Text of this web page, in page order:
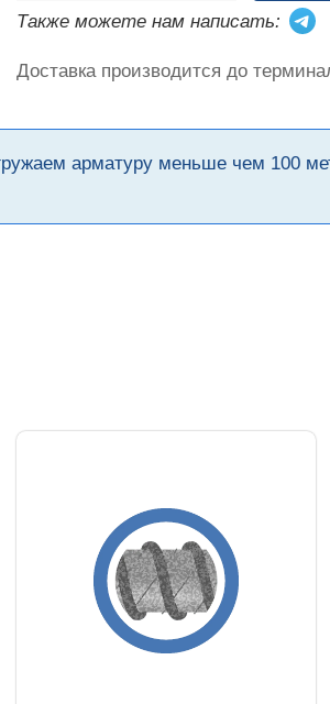
Также можете нам написать:
Доставка производится до
арматуру меньше чем 100